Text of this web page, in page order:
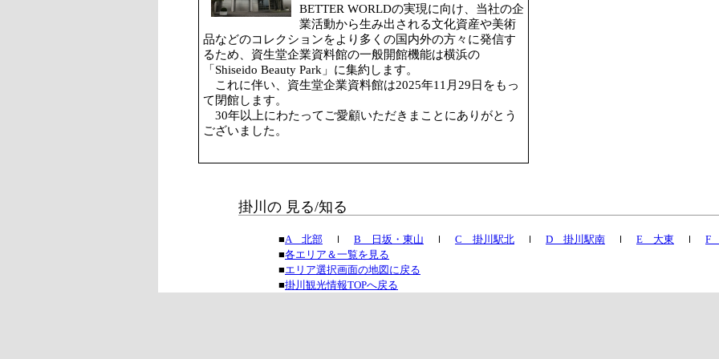
BETTER WORLDの実現に向け、当社の企
業活動から生み出される文化資産や美術
品などのコレクションをより多くの国内外の方々に発信す
るため、資生堂企業資料館の一般開館機能は横浜の
「Shiseido Beauty Park」に集約します。
これに伴い、資生堂企業資料館は2025年11月29日をもっ
て閉館します。
30年以上にわたってご愛顧いただきまことにありがとう
ございました。
掛川の 見る/知る
■A 北部 ｌ B 日坂・東山 ｌ C 掛川駅北 ｌ D 掛川駅南 ｌ E 大東 ｌ F
■各エリア＆一覧を見る
■エリア選択画面の地図に戻る
■掛川観光情報TOPへ戻る